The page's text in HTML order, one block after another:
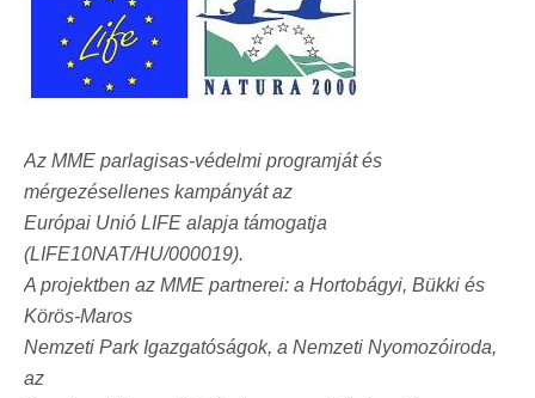
Az MME parlagisas-védelmi programját és
mérgezésellenes kampányát az
Európai Unió LIFE alapja támogatja
(LIFE10NAT/HU/000019).
A projektben az MME partnerei: a Hortobágyi, Bükki és
Körös-Maros
Nemzeti Park Igazgatóságok, a Nemzeti Nyomozóiroda,
az